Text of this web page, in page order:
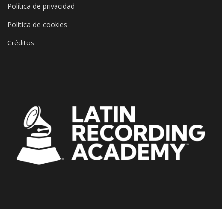
Política de privacidad
Política de cookies
Créditos